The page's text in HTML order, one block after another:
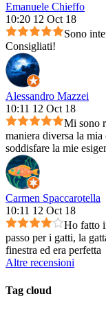
Emanuele Chieffo
10:20 12 Oct 18
Sono
Consigliati!
Alessandro Mazzei
10:11 12 Oct 18
Mi sono
maniera diversa la
soddisfare la mie
Carmen Spaccarotella
10:11 12 Oct 18
Ho fatto
passo per i gatti, la
finestra ed era perfetta
Altre recensioni
Tag cloud